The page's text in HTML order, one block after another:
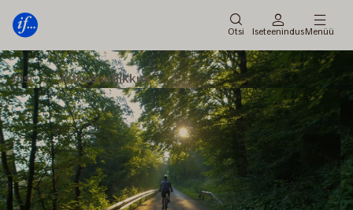
Otsi IseteenindusMenüü
Ifist Jätkusuutlikkus